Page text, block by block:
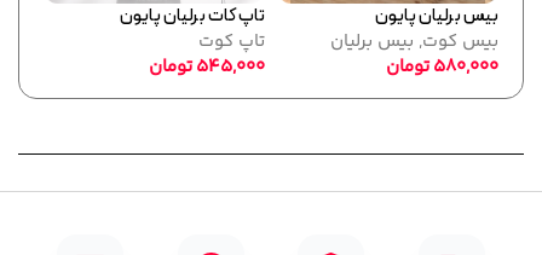
بیس برلیان پایون
بیس کوت, بیس برلیان
580,000تومان
تاپ کات برلیان پایون
تاپ کوت
545,000تومان